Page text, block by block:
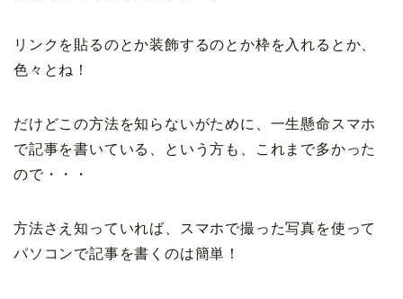
リンクを貼るのとか装飾するのとか枠を入れるとか、
色々とね！
だけどこの方法を知らないがために、一生懸命スマホ
で記事を書いている、という方も、これまで多かった
ので・・・
方法さえ知っていれば、スマホで撮った写真を使って
パソコンで記事を書くのは簡単！